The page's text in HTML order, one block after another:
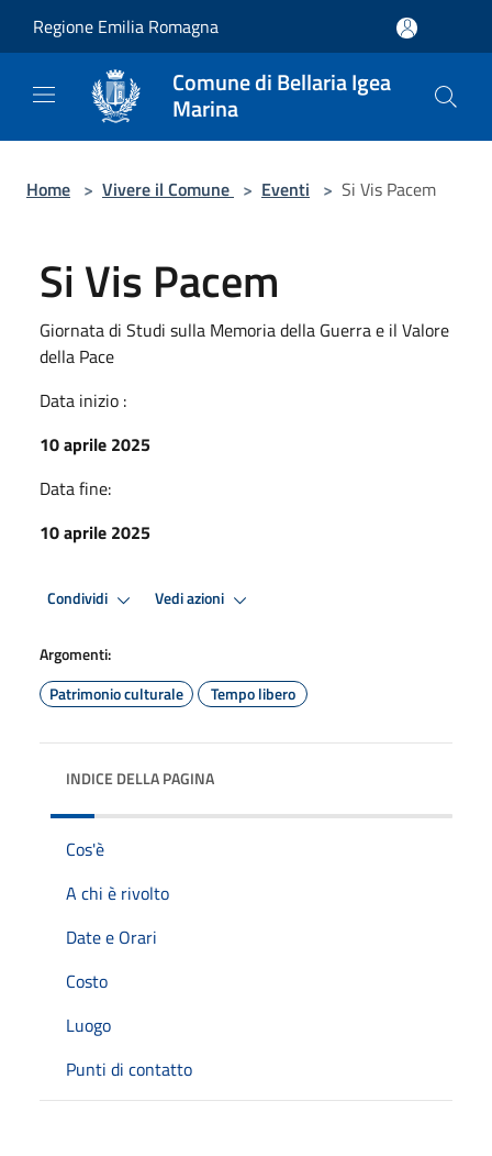
Regione Emilia Romagna
Comune di Bellaria Igea
Marina
Home > Vivere il Comune > Eventi > Si Vis Pacem
Si Vis Pacem
Giornata di Studi sulla Memoria della Guerra e il Valore
della Pace
Data inizio :
10 aprile 2025
Data fine:
10 aprile 2025
Condividi Vedi azioni
Argomenti:
Patrimonio culturale
Tempo libero
INDICE DELLA PAGINA
Cos'è
A chi è rivolto
Date e Orari
Costo
Luogo
Punti di contatto